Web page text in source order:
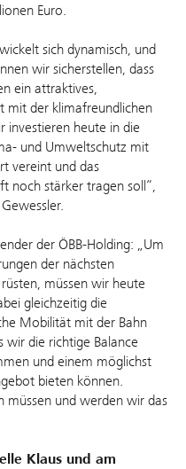
Euro.
sich dynamisch, und
wir sicherstellen, dass
ein attraktives,
mit der klimafreundlichen
investieren heute in die
und Umweltschutz mit
vereint und das
noch stärker tragen soll“,
der ÖBB-Holding: „Um
der nächsten
müssen wir heute
gleichzeitig die
Mobilität mit der Bahn
wir die richtige Balance
und einem möglichst
bieten können.
müssen und werden wir das
Klaus und am